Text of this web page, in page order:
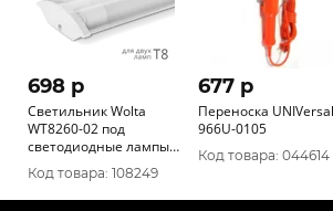
698 p
Светильник Wolta
WT8260-02 под
светодиодные лампы
T8 (лампа в комплект
не входит) IP20
632x118x40
Код товара: 108249
677 p
Переноска UNIVersal
966U-0105
Код товара: 044614